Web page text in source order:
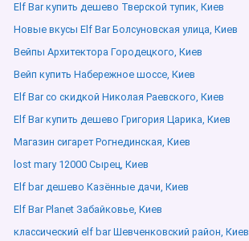
Elf Bar купить дешево Тверской тупик, Киев
Новые вкусы Elf Bar Болсуновская улица, Киев
Вейпы Архитектора Городецкого, Киев
Вейп купить Набережное шоссе, Киев
Elf Bar со скидкой Николая Раевского, Киев
Elf Bar купить дешево Григория Царика, Киев
Магазин сигарет Рогнединская, Киев
lost mary 12000 Сырец, Киев
Elf bar дешево Казённые дачи, Киев
Elf Bar Planet Забайковье, Киев
классический elf bar Шевченковский район, Киев